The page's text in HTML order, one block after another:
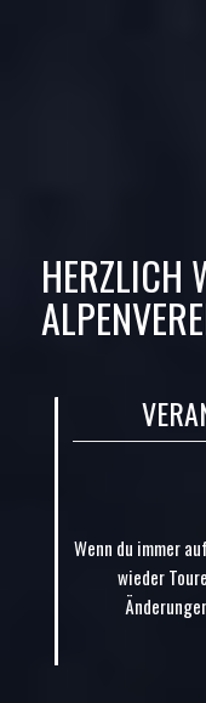
HERZLICH
Wenn du immer
wieder